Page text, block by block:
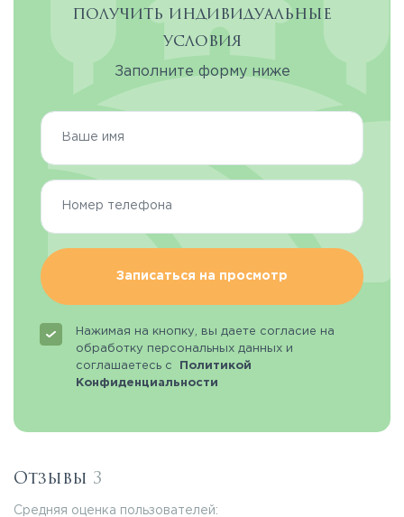
получить индивидуальные
условия
Заполните форму ниже
Записаться на просмотр
Нажимая на кнопку, вы даете согласие на
обработку персональных данных и
соглашаетесь с
Политикой
Конфиденциальности
Отзывы 3
Средняя оценка пользователей: